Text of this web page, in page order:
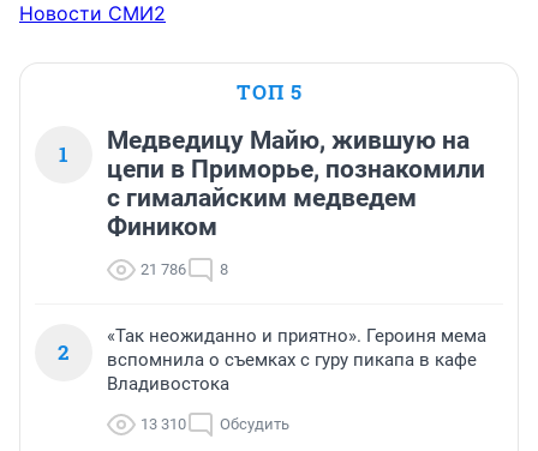
Новости СМИ2
ТОП 5
1
Медведицу Майю, жившую на
цепи в Приморье, познакомили
с гималайским медведем
Фиником
21 786 8
2
«Так неожиданно и приятно». Героиня мема
вспомнила о съемках с гуру пикапа в кафе
Владивостока
13 310 Обсудить